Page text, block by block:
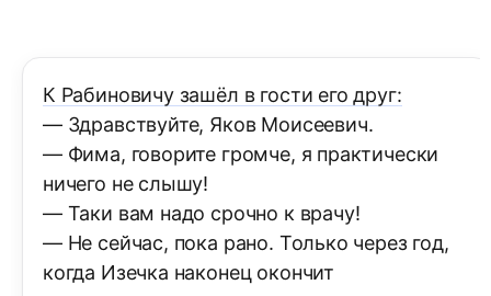
К Рабиновичу зашёл в гости его друг:
— Здравствуйте, Яков Моисеевич.
— Фима, говорите громче, я практически
ничего не слышу!
— Таки вам надо срочно к врачу!
— Не сейчас, пока рано. Только через год,
когда Изечка наконец окончит